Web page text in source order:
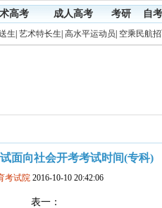
高考 成人高考 考研 自考
生 艺术特长生 高水平运动员 空乘民航
面向社会开考考试时间(专科)
考试院 2016-10-10 20:42:06
表一：